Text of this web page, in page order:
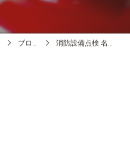
ブログ 消防設備点検 名古屋